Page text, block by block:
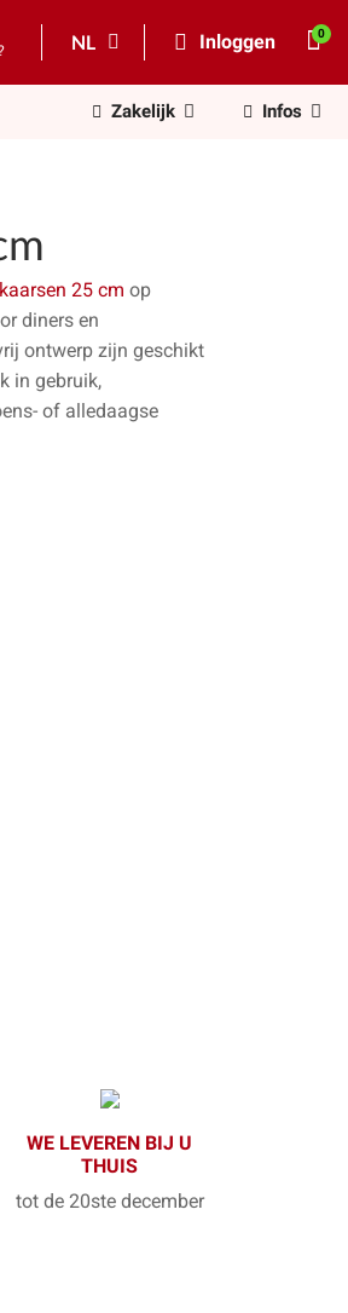
NL Inloggen
Zakelijk Infos
25 cm op
diners en
ontwerp zijn geschikt
in gebruik,
of alledaagse
WE LEVEREN BIJ U
THUIS
tot de 20ste december